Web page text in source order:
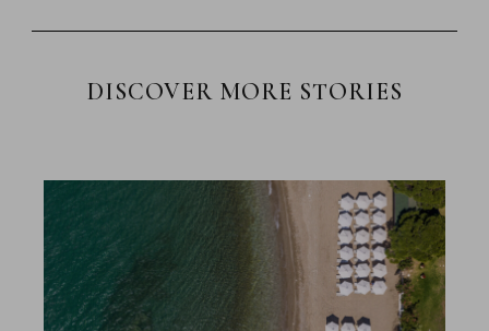
DISCOVER MORE STORIES